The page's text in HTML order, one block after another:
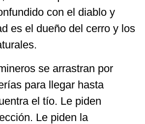
con el diablo y
es el dueño del cerro y los
se arrastran por
para llegar hasta
el tío. Le piden
Le piden la